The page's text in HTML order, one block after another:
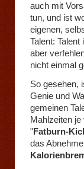
auch mit
tun, und ist
eigenen,
Talent:
aber
nicht einmal
So gesehen,
Genie und
gemeinen
Mahlzeiten
"Fatburn-
das